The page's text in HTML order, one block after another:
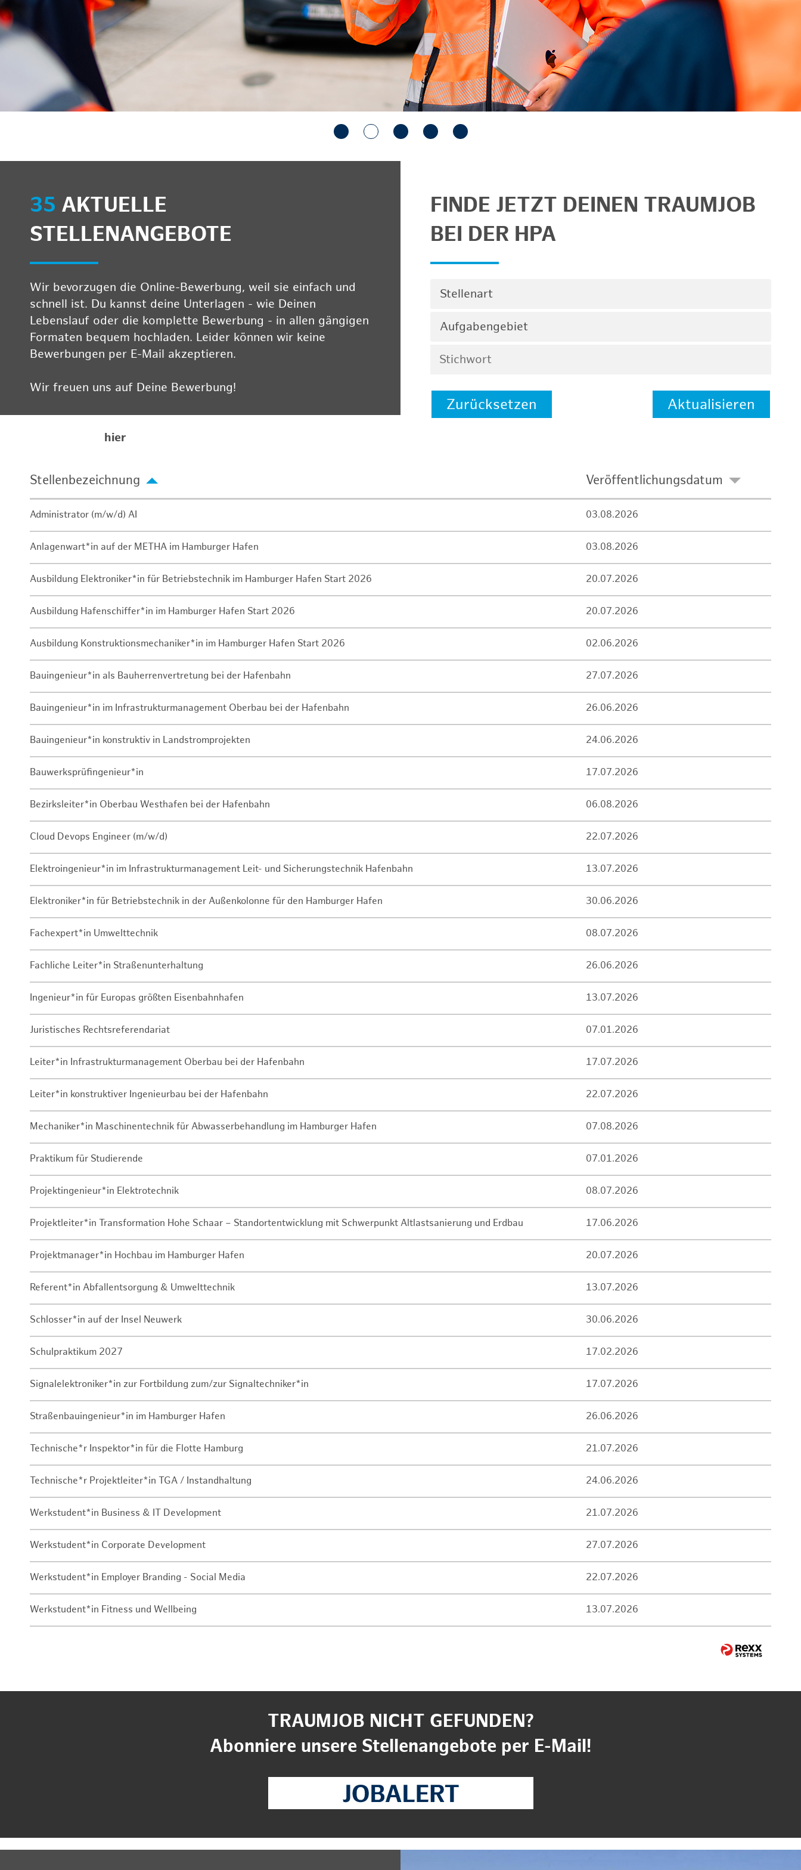
anzeigen/schließen
35 AKTUELLE
STELLENANGEBOTE
Wir bevorzugen die Online-Bewerbung, weil sie einfach und
schnell ist. Du kannst deine Unterlagen - wie Deinen
Lebenslauf oder die komplette Bewerbung - in allen gängigen
Formaten bequem hochladen. Leider können wir keine
Bewerbungen per E-Mail akzeptieren.
Wir freuen uns auf Deine Bewerbung!
hier
FINDE JETZT DEINEN TRAUMJOB
BEI DER HPA
Stellenart
Aufgabengebiet
Zurücksetzen Aktualisieren
Stellenbezeichnung Veröffentlichungsdatum
Administrator (m/w/d) AI 03.08.2026
Anlagenwart*in auf der METHA im Hamburger Hafen 03.08.2026
Ausbildung Elektroniker*in für Betriebstechnik im Hamburger Hafen Start 2026 20.07.2026
Ausbildung Hafenschiffer*in im Hamburger Hafen Start 2026 20.07.2026
Ausbildung Konstruktionsmechaniker*in im Hamburger Hafen Start 2026 02.06.2026
Bauingenieur*in als Bauherrenvertretung bei der Hafenbahn 27.07.2026
Bauingenieur*in im Infrastrukturmanagement Oberbau bei der Hafenbahn 26.06.2026
Bauingenieur*in konstruktiv in Landstromprojekten 24.06.2026
Bauwerksprüfingenieur*in 17.07.2026
Bezirksleiter*in Oberbau Westhafen bei der Hafenbahn 06.08.2026
Cloud Devops Engineer (m/w/d) 22.07.2026
Elektroingenieur*in im Infrastrukturmanagement Leit- und Sicherungstechnik Hafenbahn 13.07.2026
Elektroniker*in für Betriebstechnik in der Außenkolonne für den Hamburger Hafen 30.06.2026
Fachexpert*in Umwelttechnik 08.07.2026
Fachliche Leiter*in Straßenunterhaltung 26.06.2026
Ingenieur*in für Europas größten Eisenbahnhafen 13.07.2026
Juristisches Rechtsreferendariat 07.01.2026
Leiter*in Infrastrukturmanagement Oberbau bei der Hafenbahn 17.07.2026
Leiter*in konstruktiver Ingenieurbau bei der Hafenbahn 22.07.2026
Mechaniker*in Maschinentechnik für Abwasserbehandlung im Hamburger Hafen 07.08.2026
Praktikum für Studierende 07.01.2026
Projektingenieur*in Elektrotechnik 08.07.2026
Projektleiter*in Transformation Hohe Schaar – Standortentwicklung mit Schwerpunkt Altlastsanierung und Erdbau 17.06.2026
Projektmanager*in Hochbau im Hamburger Hafen 20.07.2026
Referent*in Abfallentsorgung & Umwelttechnik 13.07.2026
Schlosser*in auf der Insel Neuwerk 30.06.2026
Schulpraktikum 2027 17.02.2026
Signalelektroniker*in zur Fortbildung zum/zur Signaltechniker*in 17.07.2026
Straßenbauingenieur*in im Hamburger Hafen 26.06.2026
Technische*r Inspektor*in für die Flotte Hamburg 21.07.2026
Technische*r Projektleiter*in TGA / Instandhaltung 24.06.2026
Werkstudent*in Business & IT Development 21.07.2026
Werkstudent*in Corporate Development 27.07.2026
Werkstudent*in Employer Branding - Social Media 22.07.2026
Werkstudent*in Fitness und Wellbeing 13.07.2026
TRAUMJOB NICHT GEFUNDEN?
Abonniere unsere Stellenangebote per E-Mail!